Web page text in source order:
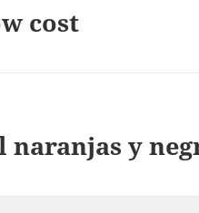
cost
y